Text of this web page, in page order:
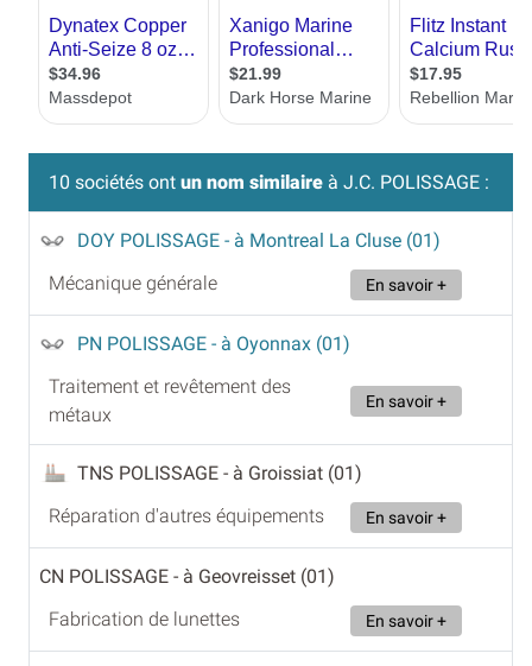
10 sociétés ont un nom similaire à J.C. POLISSAGE :
DOY POLISSAGE - à Montreal La Cluse (01)
Mécanique générale
En savoir +
PN POLISSAGE - à Oyonnax (01)
Traitement et revêtement des
métaux
En savoir +
TNS POLISSAGE - à Groissiat (01)
Réparation d'autres équipements
En savoir +
CN POLISSAGE - à Geovreisset (01)
Fabrication de lunettes
En savoir +